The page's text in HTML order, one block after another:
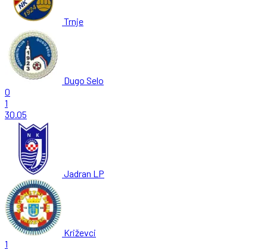
Trnje
Dugo Selo
0
1
30.05
Jadran LP
Križevci
1